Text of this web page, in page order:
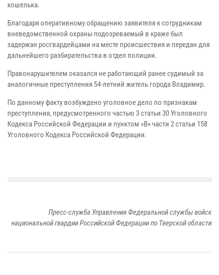
кошелька.
Благодаря оперативному обращению заявителя к сотрудникам
вневедомственной охраны подозреваемый в краже был
задержан росгвардейцами на месте происшествия и передан для
дальнейшего разбирательства в отдел полиции.
Правонарушителем оказался не работающий ранее судимый за
аналогичные преступления 54-летний житель города Владимир.
По данному факту возбуждено уголовное дело по признакам
преступления, предусмотренного частью 3 статьи 30 Уголовного
Кодекса Российской Федерации и пунктом «В» части 2 статьи 158
Уголовного Кодекса Российской Федерации.
Пресс-служба Управления Федеральной службы войск
национальной гвардии Российской Федерации по Тверской области